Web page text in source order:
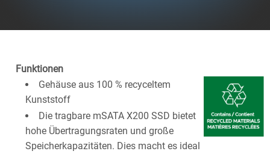
Funktionen
Gehäuse aus 100 % recyceltem
Kunststoff
Die tragbare mSATA X200 SSD bietet
hohe Übertragungsraten und große
Speicherkapazitäten. Dies macht es ideal